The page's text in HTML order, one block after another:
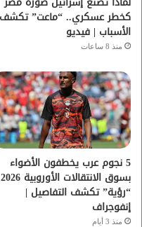
كخطر عسكري.. “ماعت” تكشف
الأسباب | فيديو
منذ 8 ساعات
5 نجوم عرب يخطفون الأضواء
“رؤية” تكشف التفاصيل |
إنفوجراف
منذ 3 أيام